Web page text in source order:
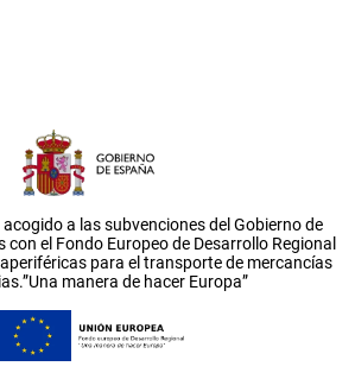
a las subvenciones del Gobierno de
el Fondo Europeo de Desarrollo Regional
para el transporte de mercancías
manera de hacer Europa”